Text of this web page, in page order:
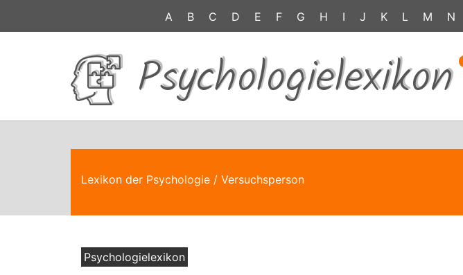
A B C D E F G H I J K L M N
Psychologielexikon
Lexikon der Psychologie / Versuchsperson
Psychologielexikon